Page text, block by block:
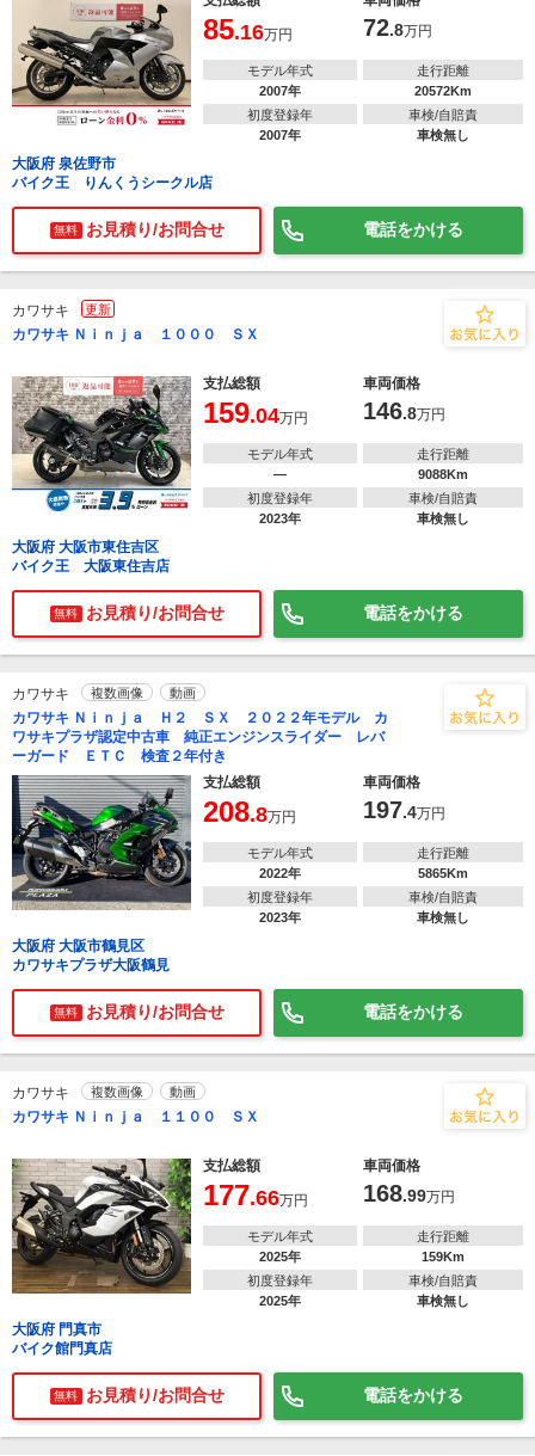
85.16万円 72.8万円
モデル年式
2007年
走行距離
20572Km
初度登録年
2007年
車検/自賠責
車検無し
大阪府 泉佐野市
バイク王 りんくうシークル店
無料 お見積り/お問合せ 電話をかける
カワサキ 更新
カワサキ Ｎｉｎｊａ １０００ ＳＸ
支払総額 車両価格
159.04万円 146.8万円
モデル年式
―
走行距離
9088Km
初度登録年
2023年
車検/自賠責
車検無し
大阪府 大阪市東住吉区
バイク王 大阪東住吉店
無料 お見積り/お問合せ 電話をかける
カワサキ 複数画像 動画
カワサキ Ｎｉｎｊａ Ｈ２ ＳＸ ２０２２年モデル カ
ワサキプラザ認定中古車 純正エンジンスライダー レバ
ーガード ＥＴＣ 検査２年付き
支払総額
車両価格
208.8万円 197.4万円
モデル年式
2022年
走行距離
5865Km
初度登録年
2023年
車検/自賠責
車検無し
大阪府 大阪市鶴見区
カワサキプラザ大阪鶴見
無料 お見積り/お問合せ 電話をかける
カワサキ 複数画像 動画
カワサキ Ｎｉｎｊａ １１００ ＳＸ
支払総額 車両価格
177.66万円 168.99万円
モデル年式
2025年
走行距離
159Km
初度登録年
2025年
車検/自賠責
車検無し
大阪府 門真市
バイク館門真店
無料 お見積り/お問合せ 電話をかける